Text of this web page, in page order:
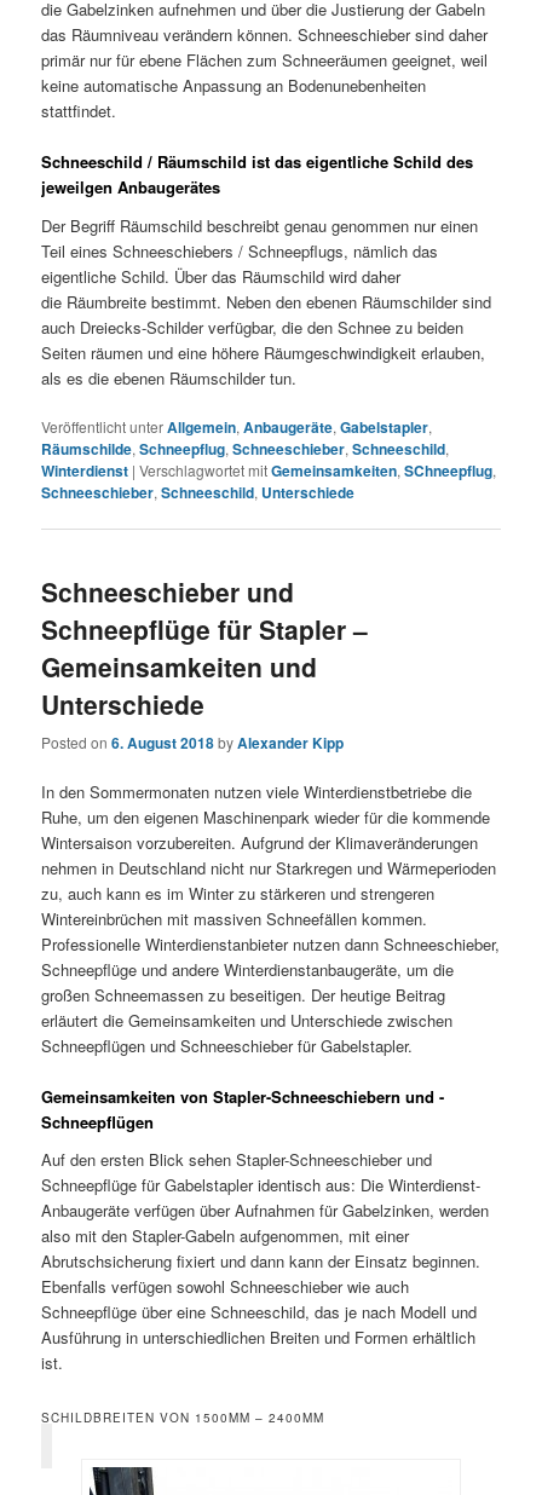
die Gabelzinken aufnehmen und über die Justierung der Gabeln
das Räumniveau verändern können. Schneeschieber sind daher
primär nur für ebene Flächen zum Schneeräumen geeignet, weil
keine automatische Anpassung an Bodenunebenheiten
stattfindet.
Schneeschild / Räumschild ist das eigentliche Schild des
jeweilgen Anbaugerätes
Der Begriff Räumschild beschreibt genau genommen nur einen
Teil eines Schneeschiebers / Schneepflugs, nämlich das
eigentliche Schild. Über das Räumschild wird daher
die Räumbreite bestimmt. Neben den ebenen Räumschilder sind
auch Dreiecks-Schilder verfügbar, die den Schnee zu beiden
Seiten räumen und eine höhere Räumgeschwindigkeit erlauben,
als es die ebenen Räumschilder tun.
Veröffentlicht unterAllgemein,Anbaugeräte,Gabelstapler,
Räumschilde,Schneepflug,Schneeschieber,Schneeschild,
Winterdienst |Verschlagwortet mitGemeinsamkeiten,SChneepflug,
Schneeschieber,Schneeschild, Unterschiede
Schneeschieber und
Schneepflüge für Stapler –
Gemeinsamkeiten und
Unterschiede
Posted on6. August 2018byAlexander Kipp
In den Sommermonaten nutzen viele Winterdienstbetriebe die
Ruhe, um den eigenen Maschinenpark wieder für die kommende
Wintersaison vorzubereiten. Aufgrund der Klimaveränderungen
nehmen in Deutschland nicht nur Starkregen und Wärmeperioden
zu, auch kann es im Winter zu stärkeren und strengeren
Wintereinbrüchen mit massiven Schneefällen kommen.
Professionelle Winterdienstanbieter nutzen dann Schneeschieber,
Schneepflüge und andere Winterdienstanbaugeräte, um die
großen Schneemassen zu beseitigen. Der heutige Beitrag
erläutert die Gemeinsamkeiten und Unterschiede zwischen
Schneepflügen und Schneeschieber für Gabelstapler.
Gemeinsamkeiten von Stapler-Schneeschiebern und -
Schneepflügen
Auf den ersten Blick sehen Stapler-Schneeschieber und
Schneepflüge für Gabelstapler identisch aus: Die Winterdienst-
Anbaugeräte verfügen über Aufnahmen für Gabelzinken, werden
also mit den Stapler-Gabeln aufgenommen, mit einer
Abrutschsicherung fixiert und dann kann der Einsatz beginnen.
Ebenfalls verfügen sowohl Schneeschieber wie auch
Schneepflüge über eine Schneeschild, das je nach Modell und
Ausführung in unterschiedlichen Breiten und Formen erhältlich
ist.
SCHILDBREITEN VON 1500MM – 2400MM